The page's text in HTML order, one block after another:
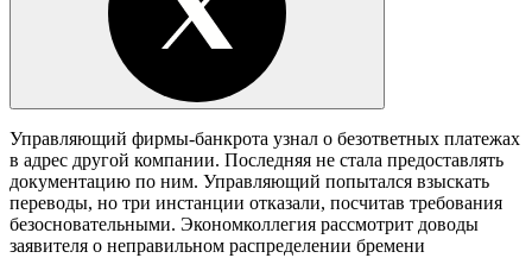
Управляющий фирмы-банкрота узнал о безответных платежах
в адрес другой компании. Последняя не стала предоставлять
документацию по ним. Управляющий попытался взыскать
переводы, но три инстанции отказали, посчитав требования
безосновательными. Экономколлегия рассмотрит доводы
заявителя о неправильном распределении бремени